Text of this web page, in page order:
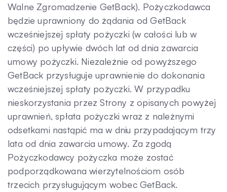
Walne Zgromadzenie GetBack). Pożyczkodawca
będzie uprawniony do żądania od GetBack
wcześniejszej spłaty pożyczki (w całości lub w
części) po upływie dwóch lat od dnia zawarcia
umowy pożyczki. Niezależnie od powyższego
GetBack przysługuje uprawnienie do dokonania
wcześniejszej spłaty pożyczki. W przypadku
nieskorzystania przez Strony z opisanych powyżej
uprawnień, spłata pożyczki wraz z należnymi
odsetkami nastąpić ma w dniu przypadającym trzy
lata od dnia zawarcia umowy. Za zgodą
Pożyczkodawcy pożyczka może zostać
podporządkowana wierzytelnościom osób
trzecich przysługującym wobec GetBack.